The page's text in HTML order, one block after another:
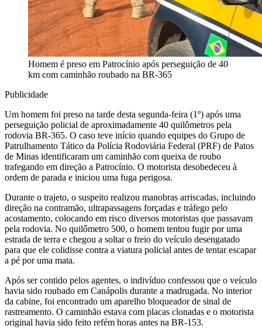
Homem é preso em Patrocínio após perseguição de 40
km com caminhão roubado na BR-365
Publicidade
Um homem foi preso na tarde desta segunda-feira (1º) após uma
perseguição policial de aproximadamente 40 quilômetros pela
rodovia BR-365. O caso teve início quando equipes do Grupo de
Patrulhamento Tático da Polícia Rodoviária Federal (PRF) de Patos
de Minas identificaram um caminhão com queixa de roubo
trafegando em direção a Patrocínio. O motorista desobedeceu à
ordem de parada e iniciou uma fuga perigosa.
Durante o trajeto, o suspeito realizou manobras arriscadas, incluindo
direção na contramão, ultrapassagens forçadas e tráfego pelo
acostamento, colocando em risco diversos motoristas que passavam
pela rodovia. No quilômetro 500, o homem tentou fugir por uma
estrada de terra e chegou a soltar o freio do veículo desengatado
para que ele colidisse contra a viatura policial antes de tentar escapar
a pé por uma mata.
Após ser contido pelos agentes, o indivíduo confessou que o veículo
havia sido roubado em Canápolis durante a madrugada. No interior
da cabine, foi encontrado um aparelho bloqueador de sinal de
rastreamento. O caminhão estava com placas clonadas e o motorista
original havia sido feito refém horas antes na BR-153.